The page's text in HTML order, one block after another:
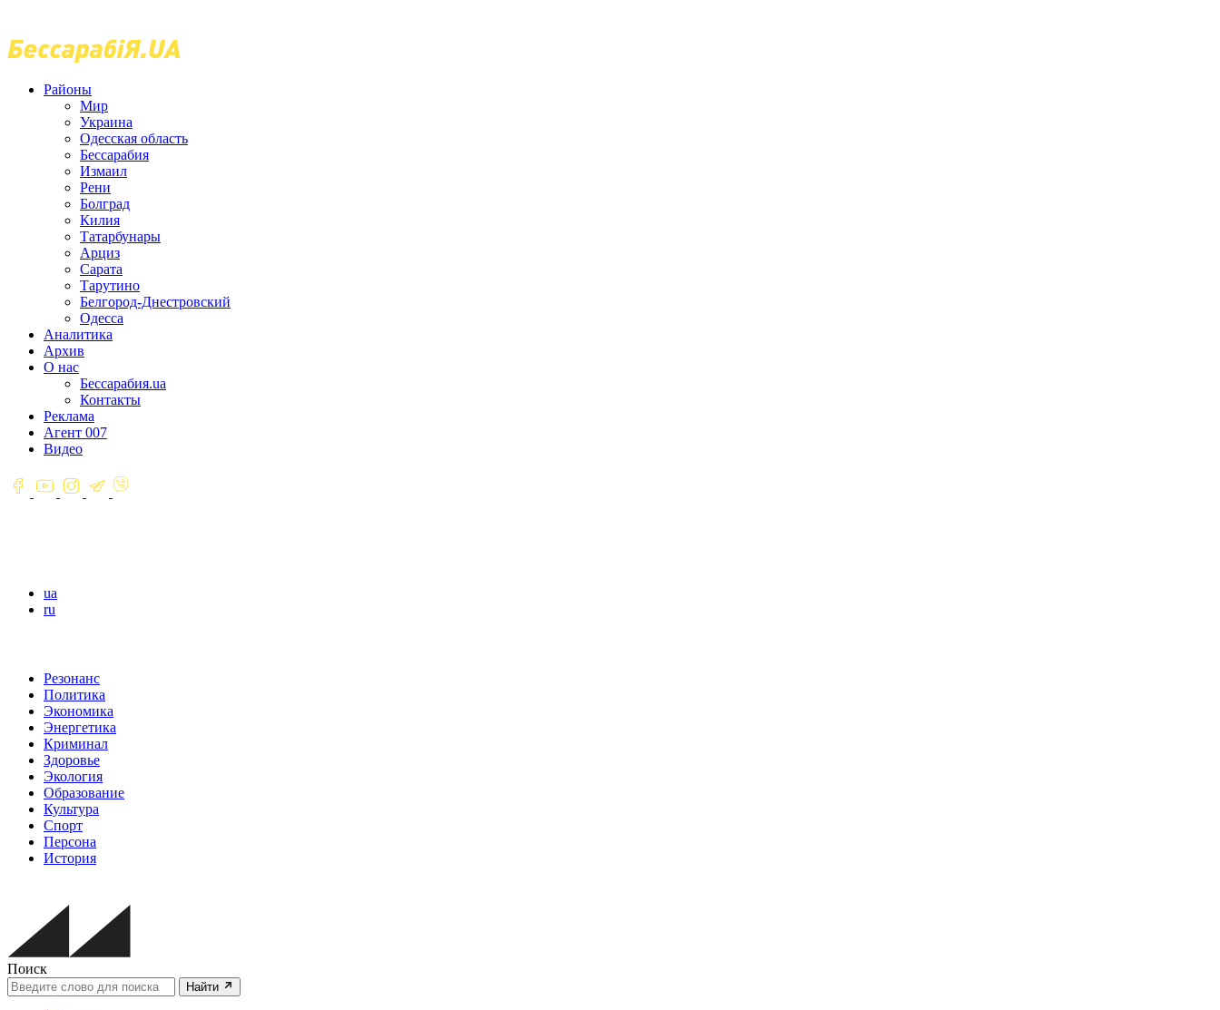
Районы
Мир
Украина
Одесская область
Бессарабия
Измаил
Рени
Болград
Килия
Татарбунары
Арциз
Сарата
Тарутино
Белгород-Днестровский
Одесса
Аналитика
Архив
О нас
Бессарабия.ua
Контакты
Реклама
Агент 007
Видео
ua
ru
Резонанс
Политика
Экономика
Энергетика
Криминал
Здоровье
Экология
Образование
Культура
Спорт
Персона
История
Поиск
Найти